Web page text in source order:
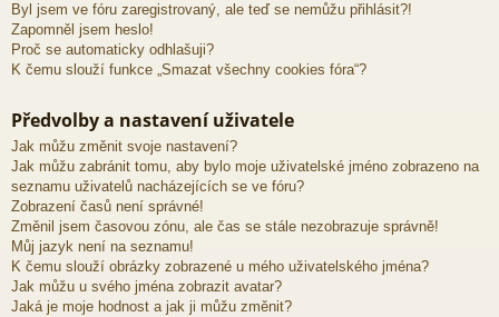
Byl jsem ve fóru zaregistrovaný, ale teď se nemůžu přihlásit?!
Zapomněl jsem heslo!
Proč se automaticky odhlašuji?
K čemu slouží funkce „Smazat všechny cookies fóra“?
Předvolby a nastavení uživatele
Jak můžu změnit svoje nastavení?
Jak můžu zabránit tomu, aby bylo moje uživatelské jméno zobrazeno na
seznamu uživatelů nacházejících se ve fóru?
Zobrazení časů není správné!
Změnil jsem časovou zónu, ale čas se stále nezobrazuje správně!
Můj jazyk není na seznamu!
K čemu slouží obrázky zobrazené u mého uživatelského jména?
Jak můžu u svého jména zobrazit avatar?
Jaká je moje hodnost a jak ji můžu změnit?